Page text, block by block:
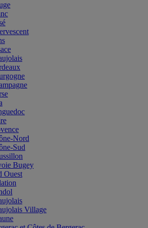
Nord
Sud
Bugey
Ouest
Village